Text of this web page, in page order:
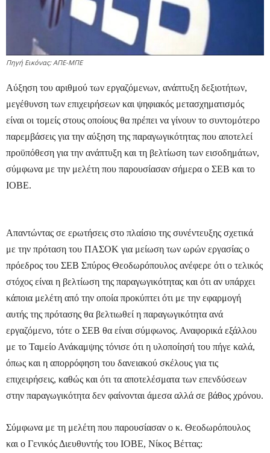
Πηγή Εικόνας: ΑΠΕ-ΜΠΕ
Αύξηση του αριθμού των εργαζόμενων, ανάπτυξη δεξιοτήτων,
μεγέθυνση των επιχειρήσεων και ψηφιακός μετασχηματισμός
είναι οι τομείς στους οποίους θα πρέπει να γίνουν το συντομότερο
παρεμβάσεις για την αύξηση της παραγωγικότητας που αποτελεί
προϋπόθεση για την ανάπτυξη και τη βελτίωση των εισοδημάτων,
σύμφωνα με την μελέτη που παρουσίασαν σήμερα ο ΣΕΒ και το
ΙΟΒΕ.
Απαντώντας σε ερωτήσεις στο πλαίσιο της συνέντευξης σχετικά
με την πρόταση του ΠΑΣΟΚ για μείωση των ωρών εργασίας ο
πρόεδρος του ΣΕΒ Σπύρος Θεοδωρόπουλος ανέφερε ότι ο τελικός
στόχος είναι η βελτίωση της παραγωγικότητας και ότι αν υπάρχει
κάποια μελέτη από την οποία προκύπτει ότι με την εφαρμογή
αυτής της πρότασης θα βελτιωθεί η παραγωγικότητα ανά
εργαζόμενο, τότε ο ΣΕΒ θα είναι σύμφωνος. Αναφορικά εξάλλου
με το Ταμείο Ανάκαμψης τόνισε ότι η υλοποίησή του πήγε καλά,
όπως και η απορρόφηση του δανειακού σκέλους για τις
επιχειρήσεις, καθώς και ότι τα αποτελέσματα των επενδύσεων
στην παραγωγικότητα δεν φαίνονται άμεσα αλλά σε βάθος χρόνου.
Σύμφωνα με τη μελέτη που παρουσίασαν ο κ. Θεοδωρόπουλος
και ο Γενικός Διευθυντής του ΙΟΒΕ, Νίκος Βέττας: